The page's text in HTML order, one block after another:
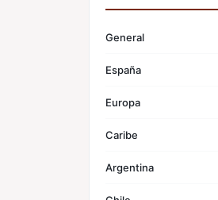
General
España
Europa
Caribe
Argentina